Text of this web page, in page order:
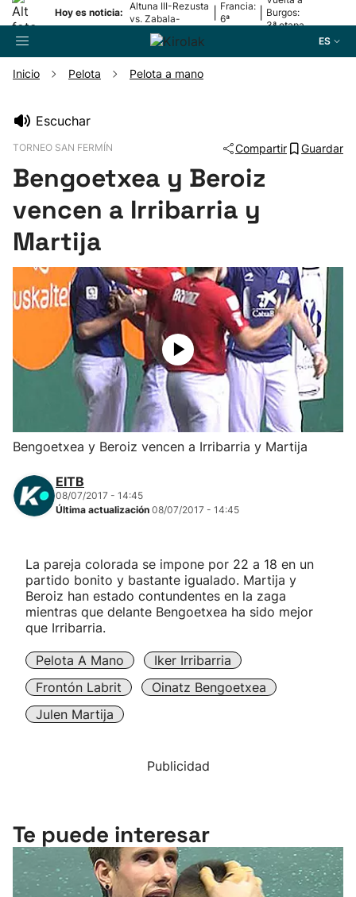
Hoy es noticia:
Altuna III-Rezusta
vs. Zabala-
Zabaleta
Francia:
6ª
Burgos:
3ª etapa
ES
Pelota
Remo
Baloncesto
Ciclismo
Herri-kirolak
Atletismo
Carreras de montaña
Más deportes
Inicio Pelota Pelota a mano
Escuchar
TORNEO SAN FERMÍN Compartir Guardar
Bengoetxea y Beroiz
vencen a Irribarria y
Martija
Bengoetxea y Beroiz vencen a Irribarria y Martija
EITB
08/07/2017 - 14:45
Última actualización 08/07/2017 - 14:45
La pareja colorada se impone por 22 a 18 en un
partido bonito y bastante igualado. Martija y
Beroiz han estado contundentes en la zaga
mientras que delante Bengoetxea ha sido mejor
que Irribarria.
Pelota A Mano
Iker Irribarria
Frontón Labrit
Oinatz Bengoetxea
Julen Martija
Publicidad
Te puede interesar